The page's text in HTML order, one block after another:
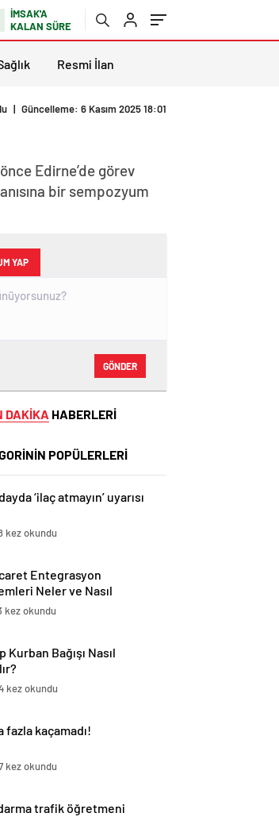
İMSAK'A
KALAN SÜRE
Resmi İlan
| Güncelleme: 6 Kasım 2025 18:01
Edirne’de görev
bir sempozyum
YAP
GÖNDER
DAKİKA HABERLERİ
POPÜLERLERİ
‘ilaç atmayın’ uyarısı
kez okundu
Entegrasyon
Neler ve Nasıl
kez okundu
Kurban Bağışı Nasıl
kez okundu
fazla kaçamadı!
kez okundu
trafik öğretmeni